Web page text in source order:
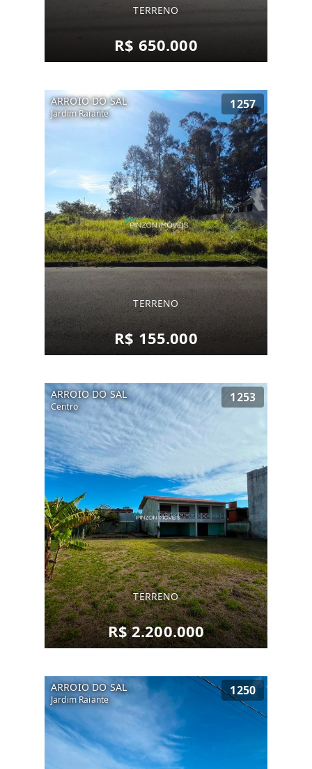
TERRENO
R$ 650.000
ARROIO DO SAL
Jardim Raiante
1257
TERRENO
R$ 155.000
ARROIO DO SAL
Centro
1253
TERRENO
R$ 2.200.000
ARROIO DO SAL
Jardim Raiante
1250